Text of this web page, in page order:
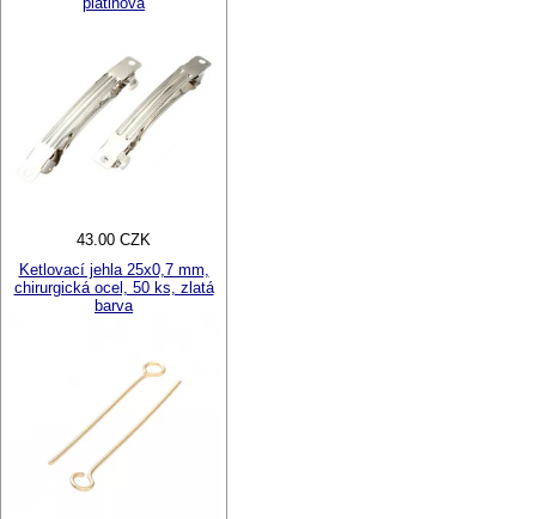
43.00 CZK
Ketlovací jehla 25x0,7 mm,
chirurgická ocel, 50 ks, zlatá
barva